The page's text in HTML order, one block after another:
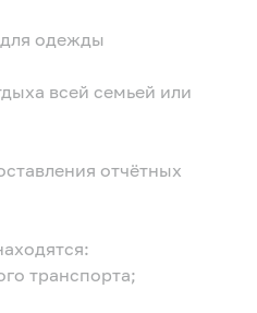
одежды
всей семьей или
отчётных
транспорта;